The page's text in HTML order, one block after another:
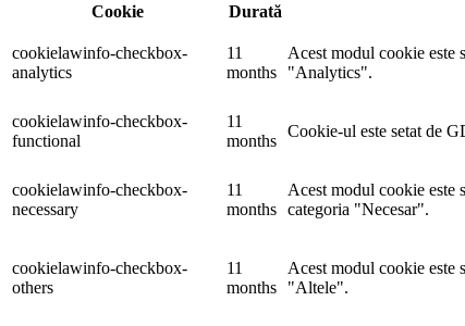
Cookie
Durată
cookielawinfo-checkbox-
analytics
11
months
Acest modul cookie este
"Analytics".
cookielawinfo-checkbox-
functional
11
months
Cookie-ul este setat de
cookielawinfo-checkbox-
necessary
11
months
Acest modul cookie este
categoria "Necesar".
cookielawinfo-checkbox-
others
11
months
Acest modul cookie este
"Altele".